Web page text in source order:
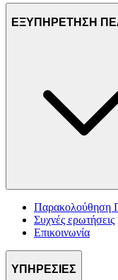
ΕΞΥΠΗΡΕΤΗΣΗ
Παρακολούθηση
Συχνές ερωτήσεις
Επικοινωνία
ΥΠΗΡΕΣΙΕΣ